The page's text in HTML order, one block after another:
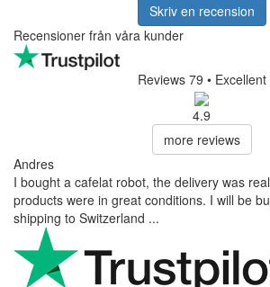
Skriv en recension
Recensioner från våra kunder
Reviews 79 • Excellent
4.9
more reviews
Andres
I bought a cafelat robot, the delivery was
products were in great conditions. I will be
shipping to Switzerland ...